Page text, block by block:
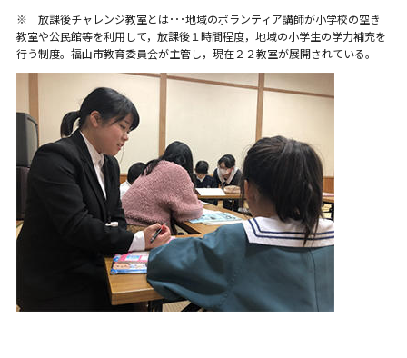
※ 放課後チャレンジ教室とは･･･地域のボランティア講師が小学校の空き
教室や公民館等を利用して，放課後１時間程度，地域の小学生の学力補充を
行う制度。福山市教育委員会が主管し，現在２２教室が展開されている。